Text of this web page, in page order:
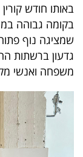
באותו חודש
בקומה גבוהה
שמציגה נוף
גדעון ברשתות
משפחה ואנשי